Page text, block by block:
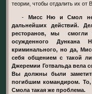
теории, чтобы отдалить их от
Мисс Ню и Смол
дальнейших действий.
ресторанов, мы смогли
осужденного
криминального, но да,
себя общением с такой
Джеремии Готвальда вела
Вы должны были
погибшим командиром.
Смола такая же проблема.